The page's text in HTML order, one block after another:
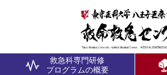
救急科専門研修
プログラムの概要